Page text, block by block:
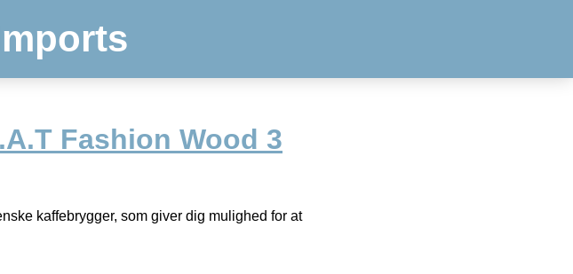
Fashion Wood 3
kaffebrygger, som giver dig mulighed for at